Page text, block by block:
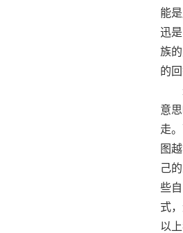
能
迅
族
的
最
意
走
图
己
些
式
以